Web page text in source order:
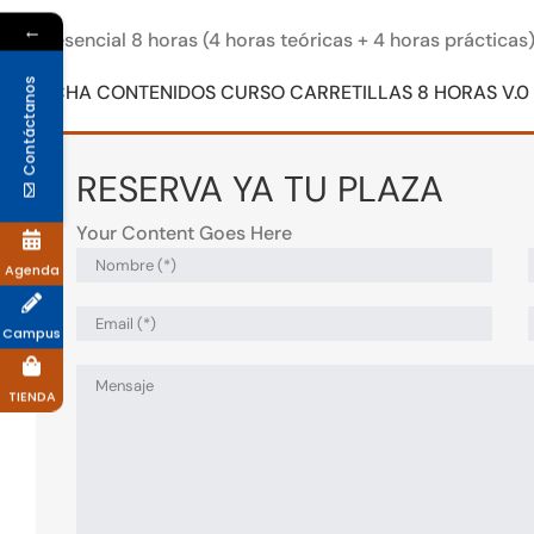
Presencial 8 horas (4 horas teóricas + 4 horas prácticas)
FICHA CONTENIDOS CURSO CARRETILLAS 8 HORAS V.0
RESERVA YA TU PLAZA
Your Content Goes Here
←
Contáctanos
Agenda
Campus
TIENDA